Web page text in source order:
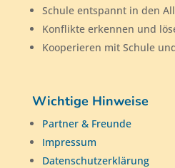
Schule entspannt in den
Konflikte erkennen und
Kooperieren mit Schule
Wichtige Hinweise
Partner & Freunde
Impressum
Datenschutzerklärung